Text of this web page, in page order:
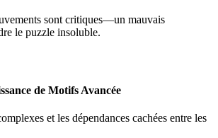
sont critiques—un mauvais
le puzzle insoluble.
de Motifs Avancée
et les dépendances cachées entre les